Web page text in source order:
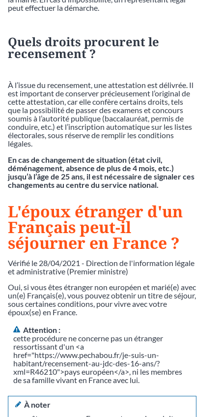
peut effectuer la démarche.
Quels droits procurent le
recensement ?
À l’issue du recensement, une attestation est délivrée. Il
est important de conserver précieusement l’original de
cette attestation, car elle confère certains droits, tels
que la possibilité de passer des examens et concours
soumis à l’autorité publique (baccalauréat, permis de
conduire, etc.) et l’inscription automatique sur les listes
électorales, sous réserve de remplir les conditions
légales.
En cas de changement de situation (état civil,
déménagement, absence de plus de 4 mois, etc.)
jusqu’à l’âge de 25 ans, il est nécessaire de signaler ces
changements au centre du service national.
L'époux étranger d'un
Français peut-il
séjourner en France ?
Vérifié le 28/04/2021 - Direction de l'information légale
et administrative (Premier ministre)
Oui, si vous êtes étranger non européen et marié(e) avec
un(e) Français(e), vous pouvez obtenir un titre de séjour,
sous certaines conditions, pour vivre avec votre
époux(se) en France.
Attention :
cette procédure ne concerne pas un étranger
ressortissant d'un <a
href="https://www.pechabou.fr/je-suis-un-
habitant/recensement-au-jdc-des-16-ans/?
xml=R46210">pays européen</a>, ni les membres
de sa famille vivant en France avec lui.
À noter